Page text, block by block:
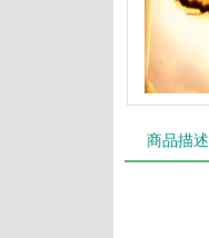
商品描述